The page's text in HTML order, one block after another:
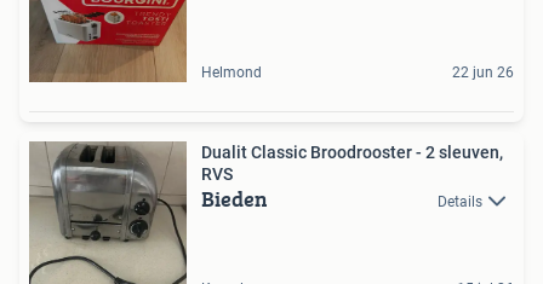
Helmond 22 jun 26
Dualit Classic Broodrooster - 2 sleuven,
RVS
Bieden Details